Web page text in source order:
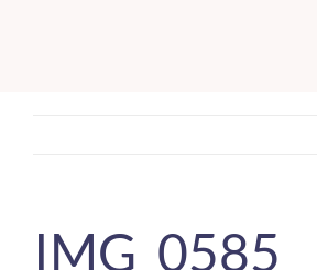
IMG_0585